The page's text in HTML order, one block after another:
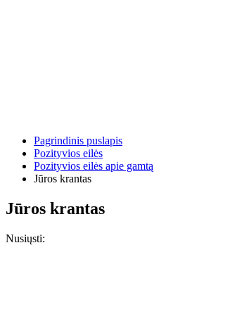
Pagrindinis puslapis
Pozityvios eilės
Pozityvios eilės apie gamtą
Jūros krantas
Jūros krantas
Nusiųsti: